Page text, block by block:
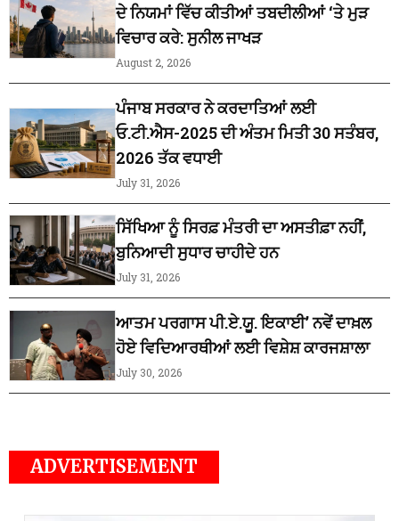
ਦੇ ਨਿਯਮਾਂ ਵਿੱਚ ਕੀਤੀਆਂ ਤਬਦੀਲੀਆਂ ‘ਤੇ ਮੁੜ
ਵਿਚਾਰ ਕਰੇ: ਸੁਨੀਲ ਜਾਖੜ
August 2, 2026
ਪੰਜਾਬ ਸਰਕਾਰ ਨੇ ਕਰਦਾਤਿਆਂ ਲਈ
ਓ.ਟੀ.ਐਸ-2025 ਦੀ ਅੰਤਮ ਮਿਤੀ 30 ਸਤੰਬਰ,
2026 ਤੱਕ ਵਧਾਈ
July 31, 2026
ਸਿੱਖਿਆ ਨੂੰ ਸਿਰਫ਼ ਮੰਤਰੀ ਦਾ ਅਸਤੀਫ਼ਾ ਨਹੀਂ,
ਬੁਨਿਆਦੀ ਸੁਧਾਰ ਚਾਹੀਦੇ ਹਨ
July 31, 2026
ਆਤਮ ਪਰਗਾਸ ਪੀ.ਏ.ਯੂ. ਇਕਾਈ’ ਨਵੇਂ ਦਾਖ਼ਲ
ਹੋਏ ਵਿਦਿਆਰਥੀਆਂ ਲਈ ਵਿਸ਼ੇਸ਼ ਕਾਰਜਸ਼ਾਲਾ
July 30, 2026
ADVERTISEMENT